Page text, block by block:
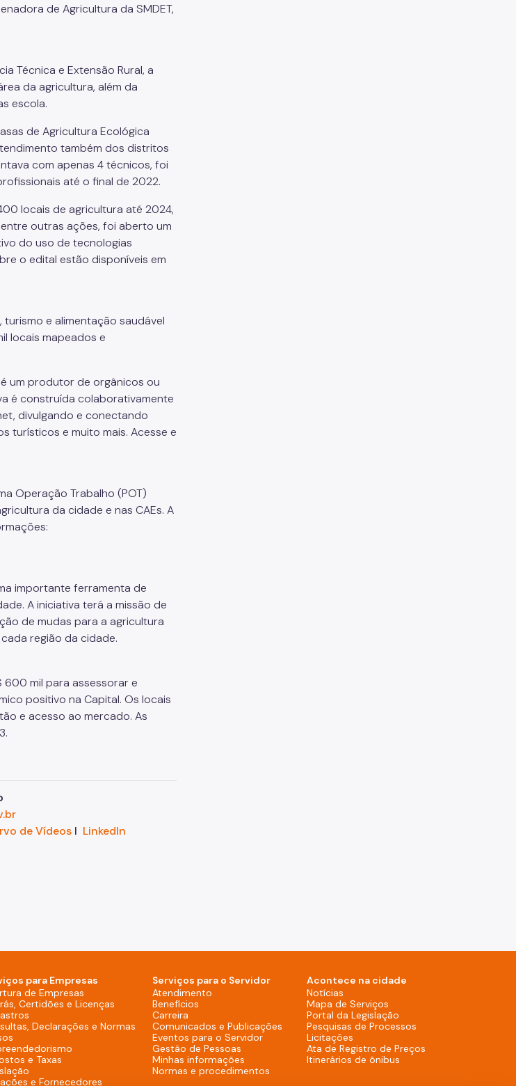
de Agricultura da SMDET,
Técnica e Extensão Rural, a
da agricultura, além da
escola.
de Agricultura Ecológica
também dos distritos
com apenas 4 técnicos, foi
até o final de 2022.
locais de agricultura até 2024,
outras ações, foi aberto um
do uso de tecnologias
o edital estão disponíveis em
e alimentação saudável
locais mapeados e
um produtor de orgânicos ou
é construída colaborativamente
divulgando e conectando
turísticos e muito mais. Acesse e
Operação Trabalho (POT)
da cidade e nas CAEs. A
importante ferramenta de
A iniciativa terá a missão de
de mudas para a agricultura
região da cidade.
600 mil para assessorar e
positivo na Capital. Os locais
e acesso ao mercado. As
de VídeosI LinkedIn
para Empresas
de Empresas
Certidões e Licenças
Declarações e Normas
e Taxas
e Fornecedores
Serviços para o Servidor
Atendimento
Benefícios
Carreira
Comunicados e Publicações
Eventos para o Servidor
Gestão de Pessoas
Minhas informações
Normas e procedimentos
Acontece na cidade
NotíciasNotícias (Rodapé - Desktop)
Mapa de ServiçosMapa de Serviços
Portal da LegislaçãoPortal da Legislação
Pesquisas de ProcessosPesquisas de
LicitaçõesLicitações (Rodapé - Desktop)
Ata de Registro de PreçosAta de Registro de
Itinerários de ônibusItinerários de ônibus